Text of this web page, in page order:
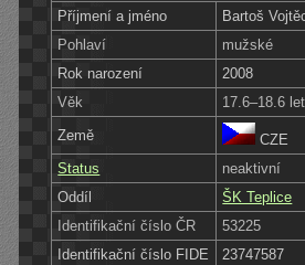
Příjmení a jméno
Bartoš
Pohlaví
mužské
Rok narození
2008
Věk
17.6–18.6 let
Země
CZE
Status
neaktivní
Oddíl
ŠK Teplice
Identifikační číslo ČR
53225
Identifikační číslo FIDE
23747587